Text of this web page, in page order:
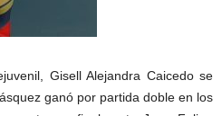
Gisell Alejandra Caicedo se
ganó por partida doble en los